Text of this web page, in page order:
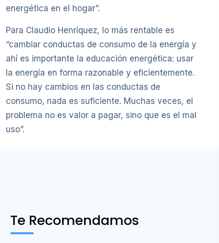
energética en el hogar”.
Para Claudio Henríquez, lo más rentable es
“cambiar conductas de consumo de la energía y
ahí es importante la educación energética: usar
la energía en forma razonable y eficientemente.
Si no hay cambios en las conductas de
consumo, nada es suficiente. Muchas veces, el
problema no es valor a pagar, sino que es el mal
uso”.
Te Recomendamos